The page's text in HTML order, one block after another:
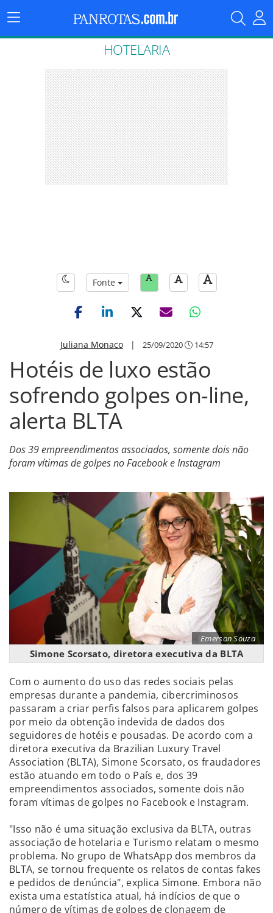
Menu
Principal
HOTELARIA
Fonte
Juliana Monaco| 25/09/2020 14:57
Hotéis de luxo estão
sofrendo golpes on-line,
alerta BLTA
Dos 39 empreendimentos associados, somente dois não
foram vítimas de golpes no Facebook e Instagram
Emerson Souza
Simone Scorsato, diretora executiva da BLTA
Com o aumento do uso das redes sociais pelas
empresas durante a pandemia, cibercriminosos
passaram a criar perfis falsos para aplicarem golpes
por meio da obtenção indevida de dados dos
seguidores de hotéis e pousadas. De acordo com a
diretora executiva da Brazilian Luxury Travel
Association (BLTA), Simone Scorsato, os fraudadores
estão atuando em todo o País e, dos 39
empreendimentos associados, somente dois não
foram vítimas de golpes no Facebook e Instagram.
"Isso não é uma situação exclusiva da BLTA, outras
associação de hotelaria e Turismo relatam o mesmo
problema. No grupo de WhatsApp dos membros da
BLTA, se tornou frequente os relatos de contas fakes
e pedidos de denúncia", explica Simone. Embora não
exista uma estatística atual, há indícios de que o
número de vítimas de golpes de clonagem de